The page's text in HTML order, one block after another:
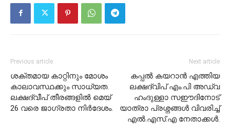
Previous article
ശക്തമായ കാറ്റിനും മോശം
കാലാവസ്ഥക്കും സാധ്യത.
ലക്ഷദ്വീപ് തീരങ്ങളിൽ മെയ്
26 വരെ ജാഗ്രതാ നിർദേശം.
Next article
കപ്പൽ കയറാൻ എത്തിയ
ലക്ഷദ്വിപ് എം.പി അഡ്വ
ഹംദുള്ളാ സഈദിനോട്
യാത്രാ പ്രശ്നങ്ങൾ വിവരിച്ച്
എൽ.എസ്.എ നേതാക്കൾ.